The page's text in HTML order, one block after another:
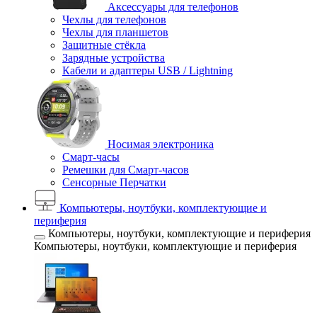
Аксессуары для телефонов
Чехлы для телефонов
Чехлы для планшетов
Защитные стёкла
Зарядные устройства
Кабели и адаптеры USB / Lightning
Носимая электроника
Смарт-часы
Ремешки для Смарт-часов
Сенсорные Перчатки
Компьютеры, ноутбуки, комплектующие и
периферия
Компьютеры, ноутбуки, комплектующие и периферия
Компьютеры, ноутбуки, комплектующие и периферия